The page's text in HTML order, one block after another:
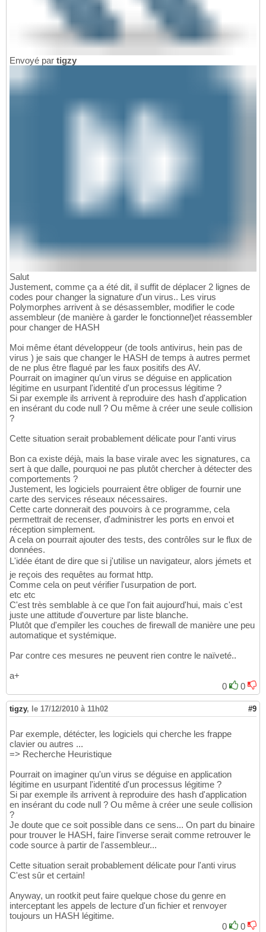
Envoyé par tigzy
Salut
Justement, comme ça a été dit, il suffit de déplacer 2 lignes de
codes pour changer la signature d'un virus.. Les virus
Polymorphes arrivent à se désassembler, modifier le code
assembleur (de manière à garder le fonctionnel)et réassembler
pour changer de HASH
Moi même étant développeur (de tools antivirus, hein pas de
virus ) je sais que changer le HASH de temps à autres permet
de ne plus être flagué par les faux positifs des AV.
Pourrait on imaginer qu'un virus se déguise en application
légitime en usurpant l'identité d'un processus légitime ?
Si par exemple ils arrivent à reproduire des hash d'application
en insérant du code null ? Ou même à créer une seule collision
?
Cette situation serait probablement délicate pour l'anti virus
Bon ca existe déjà, mais la base virale avec les signatures, ca
sert à que dalle, pourquoi ne pas plutôt chercher à détecter des
comportements ?
Justement, les logiciels pourraient être obliger de fournir une
carte des services réseaux nécessaires.
Cette carte donnerait des pouvoirs à ce programme, cela
permettrait de recenser, d'administrer les ports en envoi et
réception simplement.
A cela on pourrait ajouter des tests, des contrôles sur le flux de
données.
L'idée étant de dire que si j'utilise un navigateur, alors jémets et
je reçois des requêtes au format http.
Comme cela on peut vérifier l'usurpation de port.
etc etc
C'est très semblable à ce que l'on fait aujourd'hui, mais c'est
juste une attitude d'ouverture par liste blanche.
Plutôt que d'empiler les couches de firewall de manière une peu
automatique et systémique.
Par contre ces mesures ne peuvent rien contre le naïveté..
a+
0
0
tigzy, le 17/12/2010 à 11h02 #9
Par exemple, détécter, les logiciels qui cherche les frappe
clavier ou autres ...
=> Recherche Heuristique
Pourrait on imaginer qu'un virus se déguise en application
légitime en usurpant l'identité d'un processus légitime ?
Si par exemple ils arrivent à reproduire des hash d'application
en insérant du code null ? Ou même à créer une seule collision
?
Je doute que ce soit possible dans ce sens... On part du binaire
pour trouver le HASH, faire l'inverse serait comme retrouver le
code source à partir de l'assembleur...
Cette situation serait probablement délicate pour l'anti virus
C'est sûr et certain!
Anyway, un rootkit peut faire quelque chose du genre en
interceptant les appels de lecture d'un fichier et renvoyer
toujours un HASH légitime.
0
0